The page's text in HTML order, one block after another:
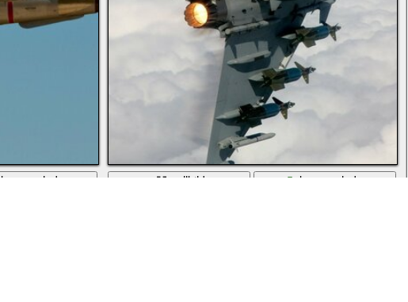
herunterladen
vollbild
herunterladen